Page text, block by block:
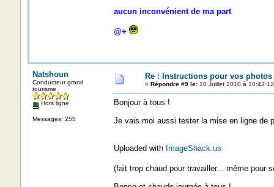
aucun inconvénient de ma part
@+
Natshoun
Conducteur grand
tourisme
Hors ligne
Messages: 255
Re : Instructions pour vos photos
« Répondre #9 le:10 Juillet 2010 à
Bonjour à tous !
Je vais moi aussi tester la mise en ligne de
Uploaded with ImageShack.us
(fait trop chaud pour travailler... même pour